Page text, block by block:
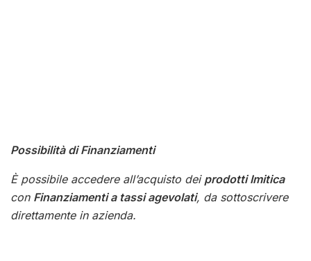
Possibilità di Finanziamenti
È possibile accedere all’acquisto dei prodotti Imitica
con Finanziamenti a tassi agevolati, da sottoscrivere
direttamente in azienda.